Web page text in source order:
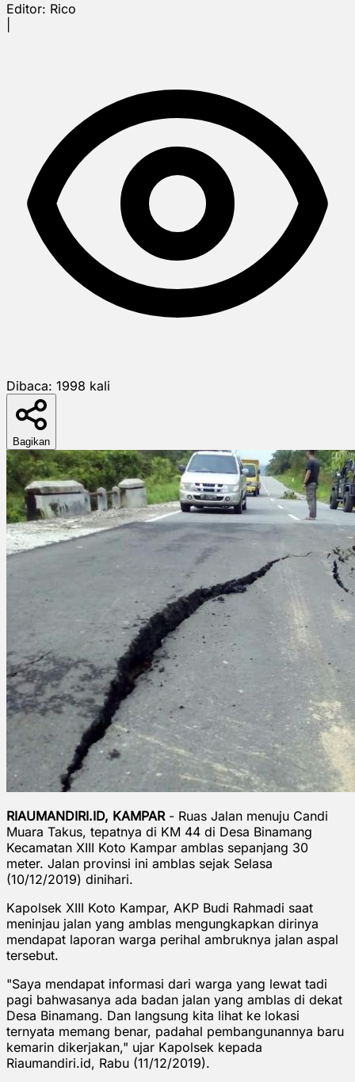
Editor: Rico
Dibaca: 1998 kali
Bagikan
RIAUMANDIRI.ID, KAMPAR - Ruas Jalan menuju Candi
Muara Takus, tepatnya di KM 44 di Desa Binamang
Kecamatan XIII Koto Kampar amblas sepanjang 30
meter. Jalan provinsi ini amblas sejak Selasa
(10/12/2019) dinihari.
Kapolsek XIII Koto Kampar, AKP Budi Rahmadi saat
meninjau jalan yang amblas mengungkapkan dirinya
mendapat laporan warga perihal ambruknya jalan aspal
tersebut.
"Saya mendapat informasi dari warga yang lewat tadi
pagi bahwasanya ada badan jalan yang amblas di dekat
Desa Binamang. Dan langsung kita lihat ke lokasi
ternyata memang benar, padahal pembangunannya baru
kemarin dikerjakan," ujar Kapolsek kepada
Riaumandiri.id, Rabu (11/12/2019).